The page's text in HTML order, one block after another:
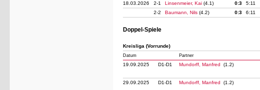
18.03.2026
2-1 Linsenmeier, Kai (4.1) 0:3 5:11
2-2
Baumann, Nils (4.2) 0:3 6:11
Doppel-Spiele
Kreisliga (Vorrunde)
Datum Partner
19.09.2025 D1-D1 Mundorff, Manfred (1.2)
29.09.2025 D1-D1 Mundorff, Manfred (1.2)